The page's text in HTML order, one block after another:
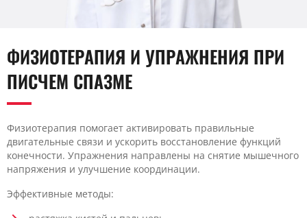
ФИЗИОТЕРАПИЯ И УПРАЖНЕНИЯ ПРИ
ПИСЧЕМ СПАЗМЕ
Физиотерапия помогает активировать правильные
двигательные связи и ускорить восстановление функций
конечности. Упражнения направлены на снятие мышечного
напряжения и улучшение координации.
Эффективные методы: